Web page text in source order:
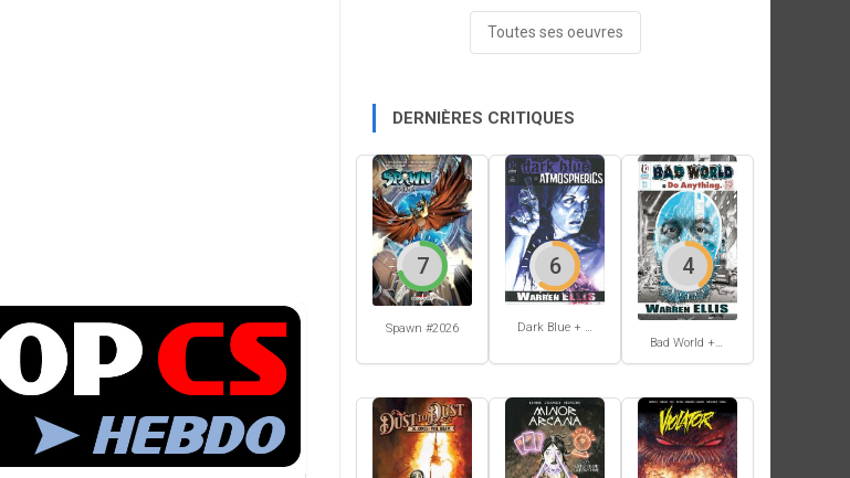
Toutes ses oeuvres
DERNIÈRES CRITIQUES
Spawn #2026
7
Dark Blue + Atmospherics
6
Bad World + Do Anything
4